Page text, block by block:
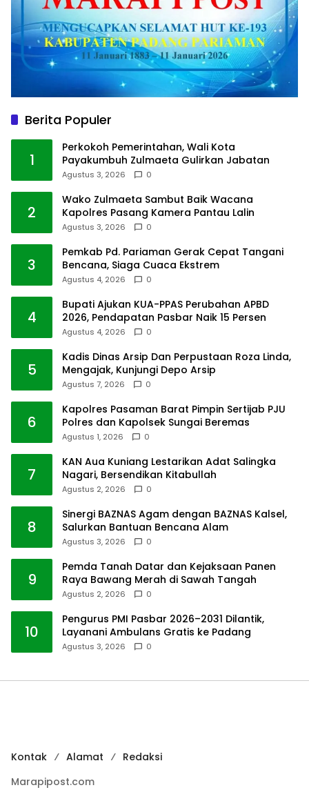
Berita Populer
1
Perkokoh Pemerintahan, Wali Kota
Payakumbuh Zulmaeta Gulirkan Jabatan
Agustus 3, 2026 0
2
Wako Zulmaeta Sambut Baik Wacana
Kapolres Pasang Kamera Pantau Lalin
Agustus 3, 2026 0
3
Pemkab Pd. Pariaman Gerak Cepat Tangani
Bencana, Siaga Cuaca Ekstrem
Agustus 4, 2026 0
4
Bupati Ajukan KUA-PPAS Perubahan APBD
2026, Pendapatan Pasbar Naik 15 Persen
Agustus 4, 2026 0
5
Kadis Dinas Arsip Dan Perpustaan Roza Linda,
Mengajak, Kunjungi Depo Arsip
Agustus 7, 2026 0
6
Kapolres Pasaman Barat Pimpin Sertijab PJU
Polres dan Kapolsek Sungai Beremas
Agustus 1, 2026 0
7
KAN Aua Kuniang Lestarikan Adat Salingka
Nagari, Bersendikan Kitabullah
Agustus 2, 2026 0
8
Sinergi BAZNAS Agam dengan BAZNAS Kalsel,
Salurkan Bantuan Bencana Alam
Agustus 3, 2026 0
9
Pemda Tanah Datar dan Kejaksaan Panen
Raya Bawang Merah di Sawah Tangah
Agustus 2, 2026 0
10
Pengurus PMI Pasbar 2026–2031 Dilantik,
Layanani Ambulans Gratis ke Padang
Agustus 3, 2026 0
Kontak Alamat
Redaksi
Marapipost.com